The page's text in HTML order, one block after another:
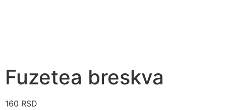
Fuzetea breskva
160 RSD